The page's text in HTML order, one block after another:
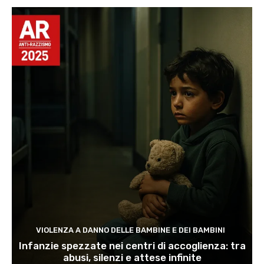
VIOLENZA A DANNO DELLE BAMBINE E DEI BAMBINI
Infanzie spezzate nei centri di accoglienza: tra
abusi, silenzi e attese infinite